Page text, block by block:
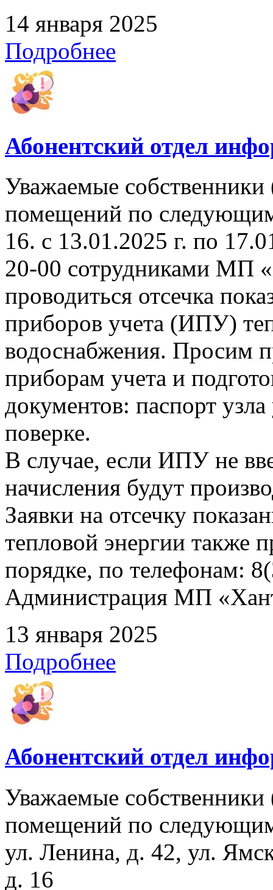
14 января 2025
Подробнее
Абонентский отдел
Уважаемые
помещений по
16. с 13.01.2025 г. по
20-00 сотрудниками МП
проводиться отсечка
приборов учета (ИПУ)
водоснабжения. Просим
приборам учета и
документов: паспорт
поверке.
В случае, если ИПУ не
начисления будут
Заявки на отсечку
тепловой энергии также
порядке, по телефонам:
Администрация МП
13 января 2025
Подробнее
Абонентский отдел
Уважаемые
помещений по
ул. Ленина, д. 42, ул.
д. 16